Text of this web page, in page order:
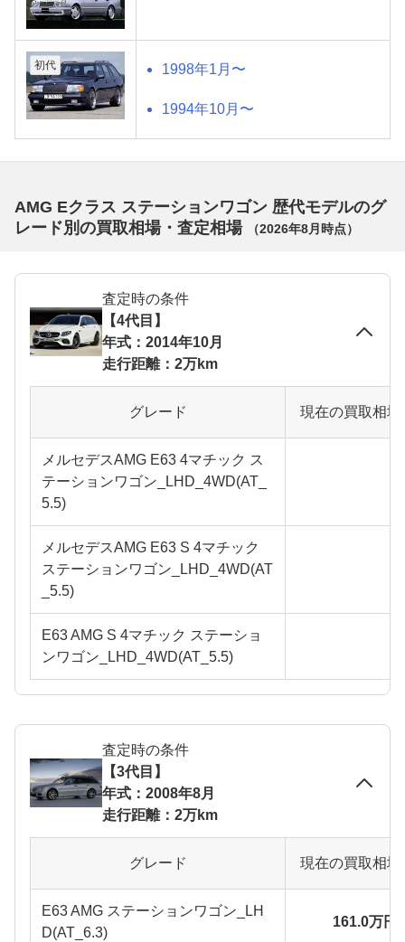
初代 1998年1月〜
1994年10月〜
AMG Eクラス ステーションワゴン 歴代モデルのグ
レード別の買取相場・査定相場
（2026年8月 時点）
査定時の条件
【4代目】
年式：2014年10月
走行距離：2万km
グレード 現在の買取相
メルセデスAMG E63 4マチック ス
テーションワゴン_LHD_4WD(AT_
5.5)
メルセデスAMG E63 S 4マチック
ステーションワゴン_LHD_4WD(AT
_5.5)
E63 AMG S 4マチック ステーショ
ンワゴン_LHD_4WD(AT_5.5)
査定時の条件
【3代目】
年式：2008年8月
走行距離：2万km
グレード 現在の買取相
E63 AMG ステーションワゴン_LH
D(AT_6.3)
161.0万円